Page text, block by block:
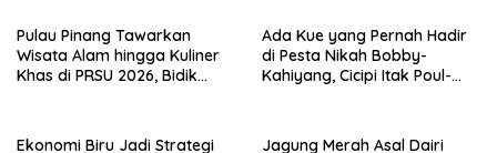
Toba
Pulau Pinang Tawarkan
Wisata Alam hingga Kuliner
Khas di PRSU 2026, Bidik
Ada Kue yang Pernah Hadir
di Pesta Nikah Bobby-
Kahiyang, Cicipi Itak Poul-
Ekonomi Biru Jadi Strategi
Jagung Merah Asal Dairi